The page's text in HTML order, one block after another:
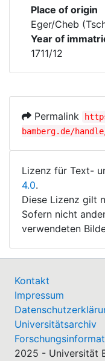
Place of origin
Eger/Cheb
Year of
1711/12
Permalink
bamberg.de/
Lizenz für Text-
4.0.
Diese Lizenz gilt
Sofern nicht
verwendeten
Kontakt
Impressum
Universitätsarchiv
2025 - Universität